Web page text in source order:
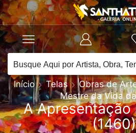
Início Telas Obras de
Mestre da Vida
A Apresentação
(1460)